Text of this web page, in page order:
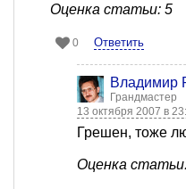
Оценка статьи: 5
0 Ответить
Владимир
Грандмастер
13 октября 2007 в
Грешен, тоже
Оценка